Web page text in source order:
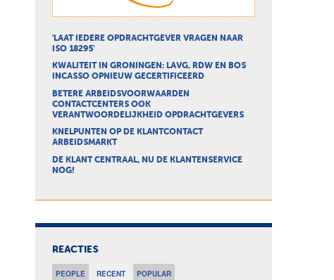
'LAAT IEDERE OPDRACHTGEVER VRAGEN NAAR
ISO 18295'
KWALITEIT IN GRONINGEN: LAVG, RDW EN BOS
INCASSO OPNIEUW GECERTIFICEERD
BETERE ARBEIDSVOORWAARDEN
CONTACTCENTERS OOK
VERANTWOORDELIJKHEID OPDRACHTGEVERS
KNELPUNTEN OP DE KLANTCONTACT
ARBEIDSMARKT
DE KLANT CENTRAAL, NU DE KLANTENSERVICE
NOG!
REACTIES
PEOPLE RECENT POPULAR